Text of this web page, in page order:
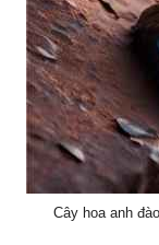
Cây hoa anh